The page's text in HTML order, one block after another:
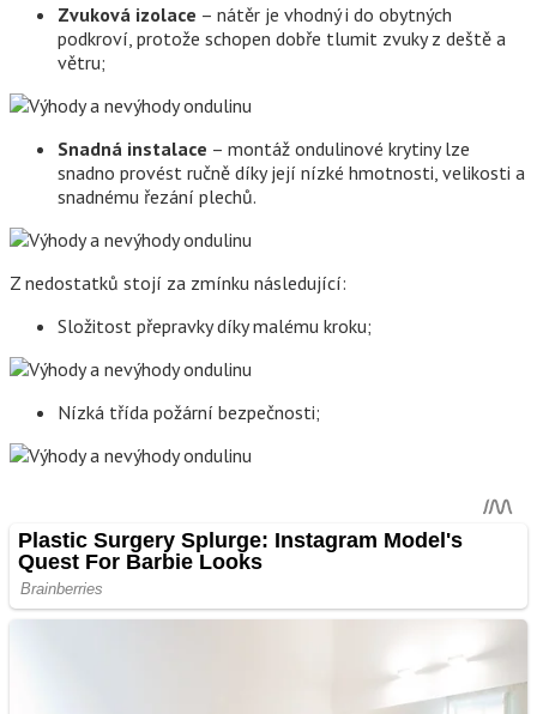
Zvuková izolace – nátěr je vhodný i do obytných
podkroví, protože schopen dobře tlumit zvuky z deště a
větru;
Snadná instalace – montáž ondulinové krytiny lze
snadno provést ručně díky její nízké hmotnosti, velikosti a
snadnému řezání plechů.
Z nedostatků stojí za zmínku následující:
Složitost přepravky díky malému kroku;
Nízká třída požární bezpečnosti;